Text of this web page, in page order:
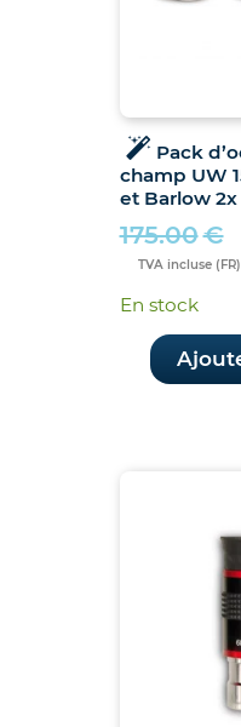
Pack
champ UW
et Barlow 2x
175.00€
Le
prix
était :
175.00€.
Le
prix
est :
149.00€.
TVA incluse (FR)
En stock